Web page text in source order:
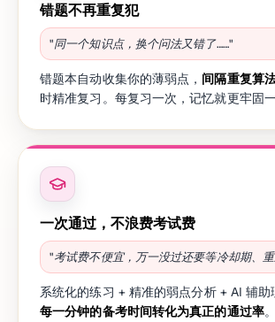
错题不再重复犯
"同一个知识点，换个问法又错了……"
错题本自动收集你的薄弱点， 间隔重复算
时精准复习。每复习一次，记忆就更牢固一
一次通过，不浪费考试费
"考试费不便宜，万一没过还要等冷却期、
系统化的练习 + 精准的弱点分析 + AI 辅
每一分钟的备考时间转化为真正的通过率。